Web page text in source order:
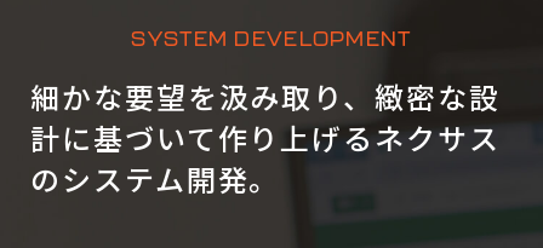
お知らせ
CONTACT
SYSTEM DEVELOPMENT
細かな要望を汲み取り、緻密な設
計に基づいて作り上げるネクサス
のシステム開発。